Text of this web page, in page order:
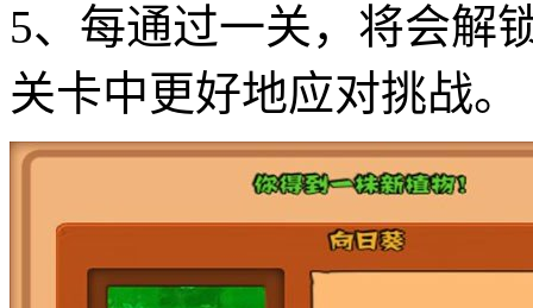
5、每通过一关，将会解
关卡中更好地应对挑战。